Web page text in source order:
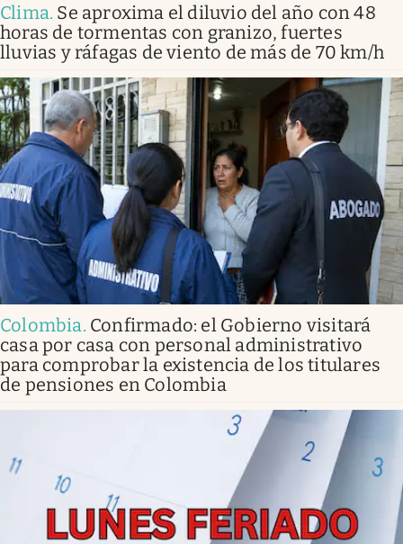
Clima. Se aproxima el diluvio del año con 48
horas de tormentas con granizo, fuertes
lluvias y ráfagas de viento de más de 70 km/h
Colombia. Confirmado: el Gobierno visitará
casa por casa con personal administrativo
para comprobar la existencia de los titulares
de pensiones en Colombia